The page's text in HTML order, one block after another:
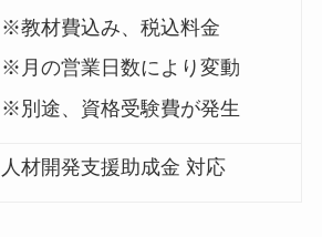
※教材費込み、税込料金
※月の営業日数により変動
※別途、資格受験費が発生
人材開発支援助成金 対応